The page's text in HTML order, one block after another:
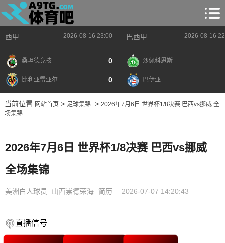
西甲 2026-08-16 23:00
桑坦德竞技 0
比利亚雷亚尔 0
巴西甲 2026-08-16
沙佩科恩斯
巴伊亚
当前位置: 网站首页> 足球集锦> 2026年7月6日 世界杯1/8决赛 巴西vs挪威 全
场集锦
2026年7月6日 世界杯1/8决赛 巴西vs挪威
全场集锦
美洲白人球员 山西崇德荣海 简历 2026-07-07 14:20:43
直播信号